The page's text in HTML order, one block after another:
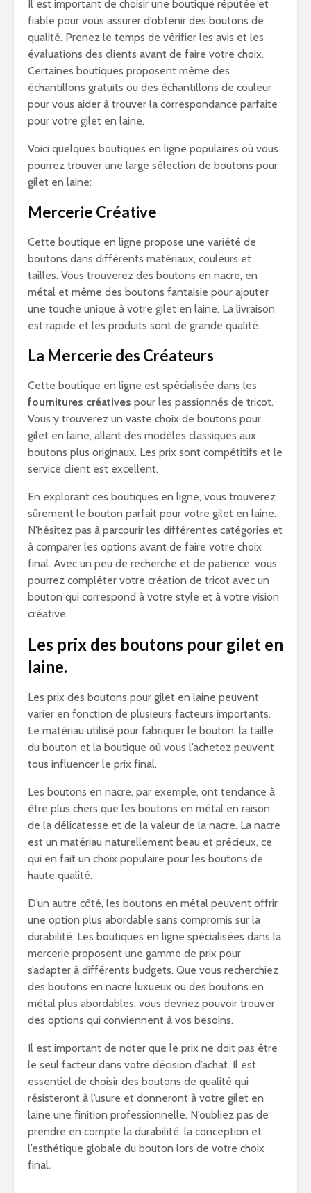
Il est important de choisir une boutique réputée et
fiable pour vous assurer d’obtenir des boutons de
qualité. Prenez le temps de vérifier les avis et les
évaluations des clients avant de faire votre choix.
Certaines boutiques proposent même des
échantillons gratuits ou des échantillons de couleur
pour vous aider à trouver la correspondance parfaite
pour votre gilet en laine.
Voici quelques boutiques en ligne populaires où vous
pourrez trouver une large sélection de boutons pour
gilet en laine:
Mercerie Créative
Cette boutique en ligne propose une variété de
boutons dans différents matériaux, couleurs et
tailles. Vous trouverez des boutons en nacre, en
métal et même des boutons fantaisie pour ajouter
une touche unique à votre gilet en laine. La livraison
est rapide et les produits sont de grande qualité.
La Mercerie des Créateurs
Cette boutique en ligne est spécialisée dans les
fournitures créatives pour les passionnés de tricot.
Vous y trouverez un vaste choix de boutons pour
gilet en laine, allant des modèles classiques aux
boutons plus originaux. Les prix sont compétitifs et le
service client est excellent.
En explorant ces boutiques en ligne, vous trouverez
sûrement le bouton parfait pour votre gilet en laine.
N’hésitez pas à parcourir les différentes catégories et
à comparer les options avant de faire votre choix
final. Avec un peu de recherche et de patience, vous
pourrez compléter votre création de tricot avec un
bouton qui correspond à votre style et à votre vision
créative.
Les prix des boutons pour gilet en
laine.
Les prix des boutons pour gilet en laine peuvent
varier en fonction de plusieurs facteurs importants.
Le matériau utilisé pour fabriquer le bouton, la taille
du bouton et la boutique où vous l’achetez peuvent
tous influencer le prix final.
Les boutons en nacre, par exemple, ont tendance à
être plus chers que les boutons en métal en raison
de la délicatesse et de la valeur de la nacre. La nacre
est un matériau naturellement beau et précieux, ce
qui en fait un choix populaire pour les boutons de
haute qualité.
D’un autre côté, les boutons en métal peuvent offrir
une option plus abordable sans compromis sur la
durabilité. Les boutiques en ligne spécialisées dans la
mercerie proposent une gamme de prix pour
s’adapter à différents budgets. Que vous recherchiez
des boutons en nacre luxueux ou des boutons en
métal plus abordables, vous devriez pouvoir trouver
des options qui conviennent à vos besoins.
Il est important de noter que le prix ne doit pas être
le seul facteur dans votre décision d’achat. Il est
essentiel de choisir des boutons de qualité qui
résisteront à l’usure et donneront à votre gilet en
laine une finition professionnelle. N’oubliez pas de
prendre en compte la durabilité, la conception et
l’esthétique globale du bouton lors de votre choix
final.